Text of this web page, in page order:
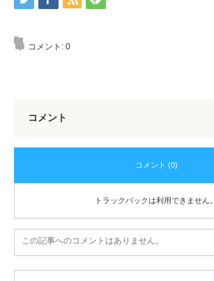
コメント: 0
コメント
コメント (0)
トラックバックは利用できません。
この記事へのコメントはありません。